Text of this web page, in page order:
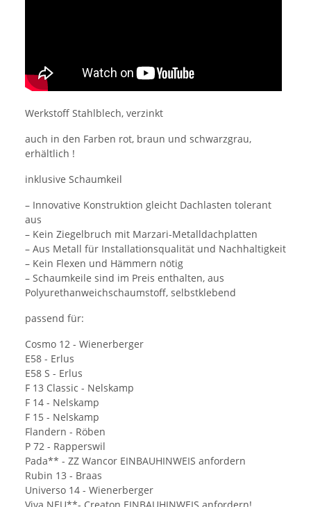
Werkstoff Stahlblech, verzinkt
auch in den Farben rot, braun und schwarzgrau,
erhältlich !
inklusive Schaumkeil
– Innovative Konstruktion gleicht Dachlasten tolerant
aus
– Kein Ziegelbruch mit Marzari-Metalldachplatten
– Aus Metall für Installationsqualität und Nachhaltigkeit
– Kein Flexen und Hämmern nötig
– Schaumkeile sind im Preis enthalten, aus
Polyurethanweichschaumstoff, selbstklebend
passend für:
Cosmo 12 - Wienerberger
E58 - Erlus
E58 S - Erlus
F 13 Classic - Nelskamp
F 14 - Nelskamp
F 15 - Nelskamp
Flandern - Röben
P 72 - Rapperswil
Pada** - ZZ Wancor EINBAUHINWEIS anfordern
Rubin 13 - Braas
Universo 14 - Wienerberger